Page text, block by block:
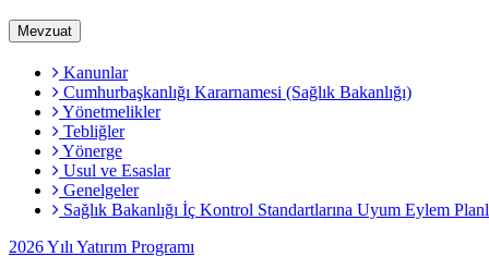
Mevzuat
Kanunlar
Cumhurbaşkanlığı Kararnamesi (Sağlık Bakanlığı)
Yönetmelikler
Tebliğler
Yönerge
Usul ve Esaslar
Genelgeler
Sağlık Bakanlığı İç Kontrol Standartlarına Uyum Eylem
2026 Yılı Yatırım Programı